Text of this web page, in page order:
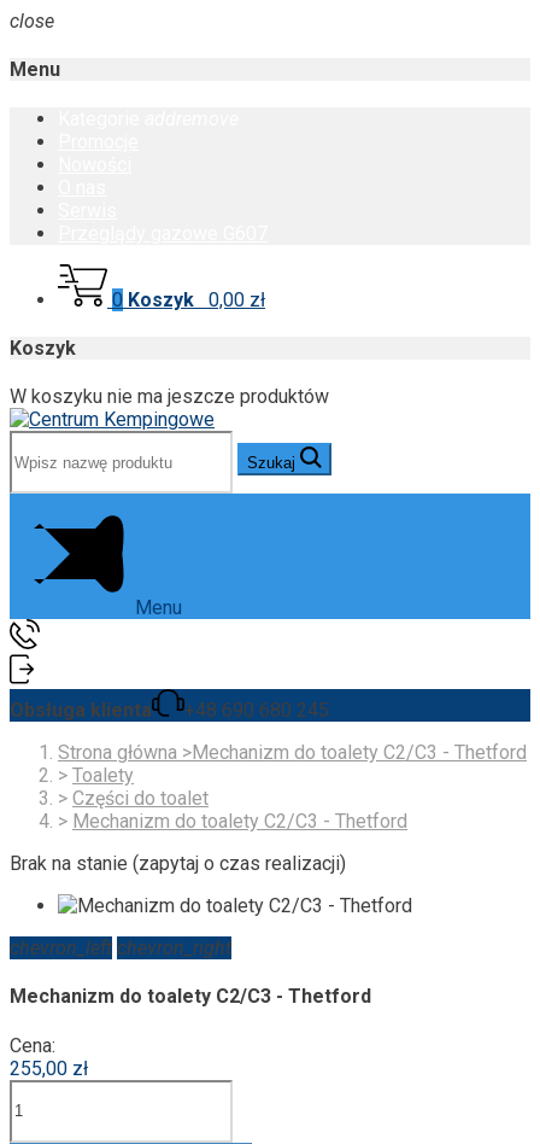
close
Menu
0 Koszyk 0,00 zł
Koszyk
W koszyku nie ma jeszcze produktów
Szukaj
Menu
Obsługa klienta
+48 690 680 245
Strona główna >Mechanizm do toalety C2/C3 - Thetford
> Toalety
> Części do toalet
> Mechanizm do toalety C2/C3 - Thetford
Brak na stanie (zapytaj o czas realizacji)
chevron_left chevron_right
Mechanizm do toalety C2/C3 - Thetford
Cena:
255,00 zł